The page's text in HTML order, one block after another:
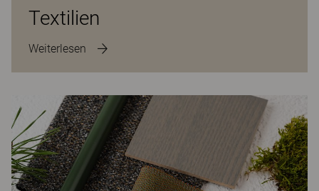
Textilien
Weiterlesen